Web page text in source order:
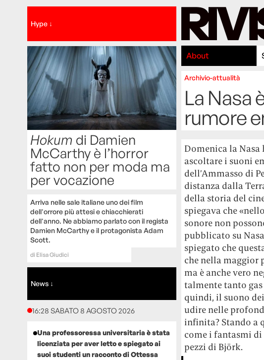
Hype ↓
Hokum di Damien
McCarthy è l’horror
fatto non per moda ma
per vocazione
Arriva nelle sale italiane uno dei film
dell'orrore più attesi e chiacchierati
dell'anno. Ne abbiamo parlato con il regista
Damien McCarthy e il protagonista Adam
Scott.
di Elisa Giudici
News ↓
16:28 SABATO 8 AGOSTO 2026
Una professoressa universitaria è stata
licenziata per aver letto e spiegato ai
suoi studenti un racconto di Ottessa
About
Archivio-attualità
La Nasa
rumore
Domenica la
ascoltare i suoni
dell’Ammasso di
distanza dalla
della storia del
spiegava che
sonore non
pubblicato su
spiegato che
che nella maggior
ma è anche vero
talmente tanto gas
quindi, il suono
udire nelle
infinita? Stando a
come i fantasmi
pezzi di Björk.